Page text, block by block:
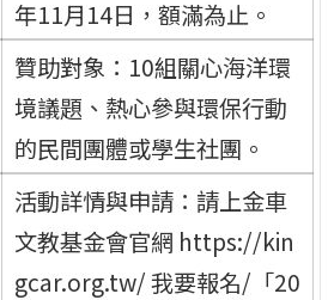
年11月14日，額滿為止。
贊助對象：10組關心海洋環
境議題、熱心參與環保行動
的民間團體或學生社團。
活動詳情與申請：請上金車
文教基金會官網 https://kin
gcar.org.tw/ 我要報名/「20